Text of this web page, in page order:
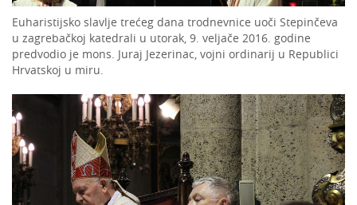
Euharistijsko slavlje trećeg dana trodnevnice uoči Stepinčeva
u zagrebačkoj katedrali u utorak, 9. veljače 2016. godine
predvodio je mons. Juraj Jezerinac, vojni ordinarij u Republici
Hrvatskoj u miru.